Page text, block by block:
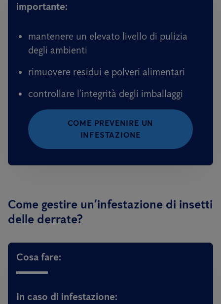
importante:
mantenere un elevato livello di pulizia
degli ambienti
rimuovere residui e polveri alimentari
controllare l’integrità degli imballaggi
COME PREVENIRE UN
INFESTAZIONE
Come gestire un’infestazione di insetti
delle derrate?
Cosa fare:
In caso di infestazione: